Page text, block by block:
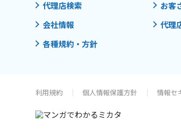
代理店検索
会社情報
各種規約・方針
お客
代理
利用規約 個人情報保護方針 情報セ